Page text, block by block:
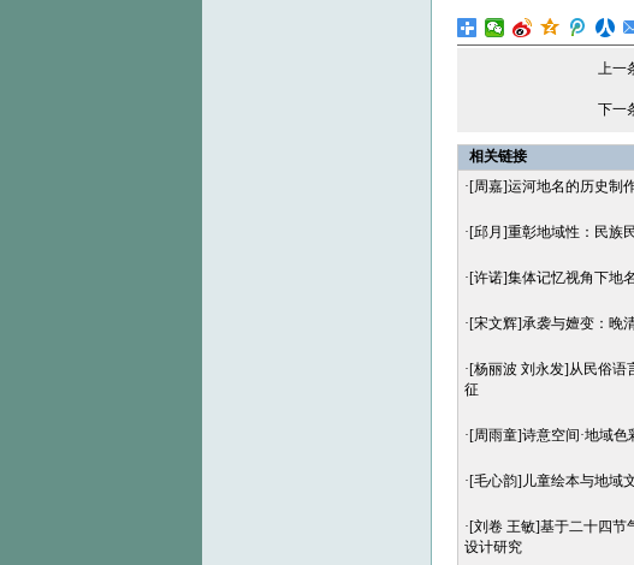
上一
下一
相关链接
·[周嘉]运河地名的历史制
·[邱月]重彰地域性：民族
·[许诺]集体记忆视角下地
·[宋文辉]承袭与嬗变：晚
·[杨丽波 刘永发]从民俗语
征
·[周雨童]诗意空间·地域色
·[毛心韵]儿童绘本与地域
·[刘卷 王敏]基于二十四节
设计研究